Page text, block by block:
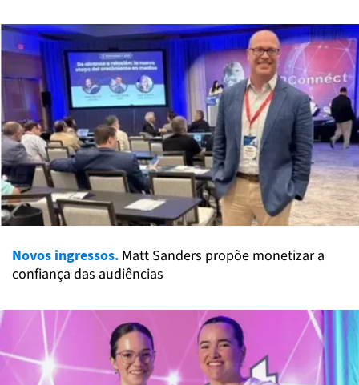
Novos ingressos. Matt Sanders propõe monetizar a
confiança das audiências